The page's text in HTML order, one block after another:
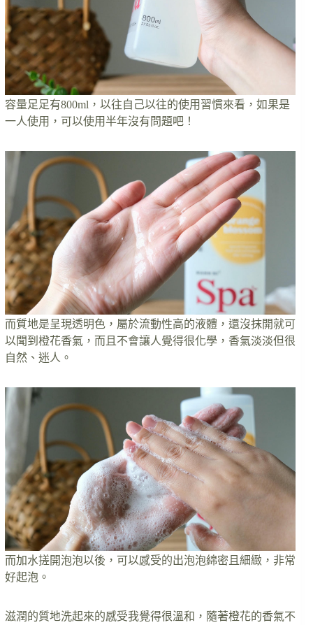
容量足足有800ml，以往自己以往的使用習慣來看，如果是
一人使用，可以使用半年沒有問題吧！
而質地是呈現透明色，屬於流動性高的液體，還沒抹開就可
以聞到橙花香氣，而且不會讓人覺得很化學，香氣淡淡但很
自然、迷人。
而加水搓開泡泡以後，可以感受的出泡泡綿密且細緻，非常
好起泡。
滋潤的質地洗起來的感受我覺得很溫和，隨著橙花的香氣不